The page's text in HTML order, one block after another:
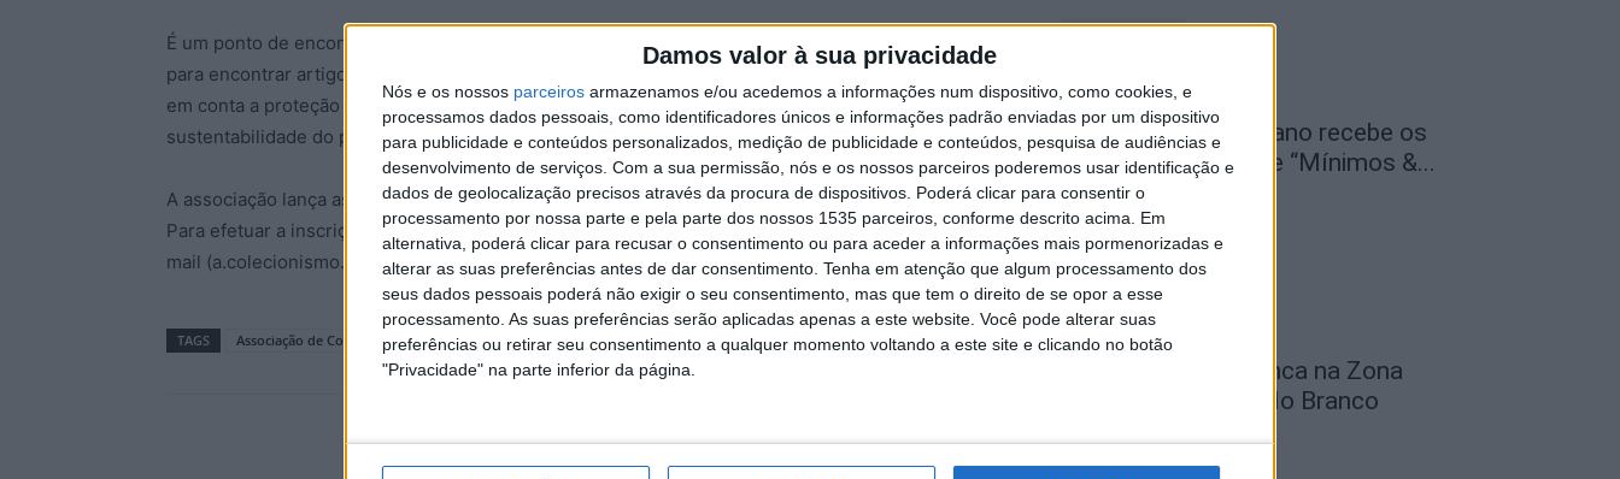
Damos valor à sua privacidade
Nós e os nossos parceiros armazenamos e/ou acedemos a informações num dispositivo, como cookies, e
processamos dados pessoais, como identificadores únicos e informações padrão enviadas por um dispositivo
para publicidade e conteúdos personalizados, medição de publicidade e conteúdos, pesquisa de audiências e
desenvolvimento de serviços. Com a sua permissão, nós e os nossos parceiros poderemos usar identificação e
dados de geolocalização precisos através da procura de dispositivos. Poderá clicar para consentir o
processamento por nossa parte e pela parte dos nossos 1535 parceiros, conforme descrito acima. Em
alternativa, poderá clicar para recusar o consentimento ou para aceder a informações mais pormenorizadas e
alterar as suas preferências antes de dar consentimento. Tenha em atenção que algum processamento dos
seus dados pessoais poderá não exigir o seu consentimento, mas que tem o direito de se opor a esse
processamento. As suas preferências serão aplicadas apenas a este website. Você pode alterar suas
preferências ou retirar seu consentimento a qualquer momento voltando a este site e clicando no botão
"Privacidade" na parte inferior da página.
É um ponto de encontro entre público e vendedores de todas as idades e uma boa oportunidade
para encontrar artigos interessantes a um preço acessível. A realização deste evento também tem
em conta a proteção do ambiente, evitando excessos de produção, contribuindo para a
sustentabilidade do planeta e do orçamento mensal caseiro.
A associação lança assim mais um desafio para quem quer participar ou apenas visitar a feira.
Para efetuar a inscrição deve contactar a Associação de Colecionismo de Castelo Branco por e-
mail (a.colecionismo.cb@gmail.com) ou telemóvel (928112103).
TAGS Associação de Coleccionismo Castelo Branco Despacha Bagagem
Centro Cultural Raiano recebe os
filmes “O Convite” e “Mínimos &...
5 de Agosto, 2026
Obra na Rua D arranca na Zona
Industrial de Castelo Branco